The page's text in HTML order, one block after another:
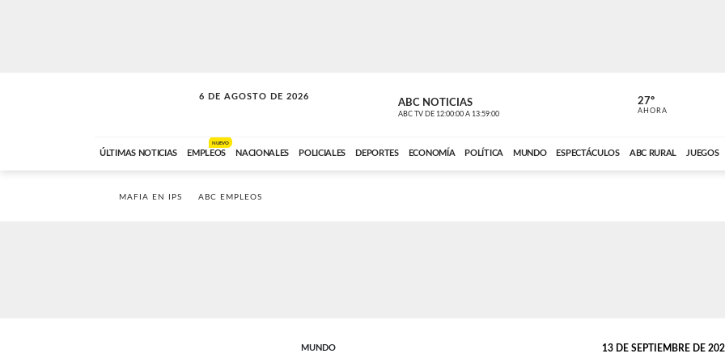
6 DE AGOSTO DE 2026
A DE LA TARDE ABC NOTICIAS
ABC TV DE 12:00:00 A 13:59:00 ABC CARDINAL
27º
AHORA
ÚLTIMAS NOTICIAS EMPLEOS
NUEVO
NACIONALES POLICIALES DEPORTES ECONOMÍA POLÍTICA MUNDO ESPECTÁCULOS ABC RURAL JUEGOS
MAFIA EN IPS ABC EMPLEOS
MUNDO 13 DE SEPTIEMBRE DE